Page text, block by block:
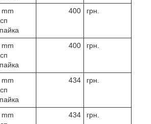
mm
400 грн.
mm
400 грн.
mm
434 грн.
mm
434 грн.